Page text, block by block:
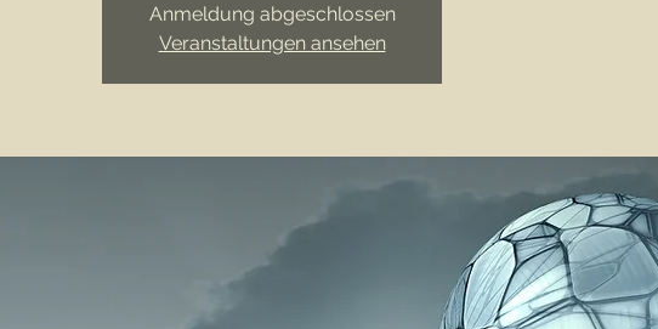
Anmeldung abgeschlossen
Veranstaltungen ansehen